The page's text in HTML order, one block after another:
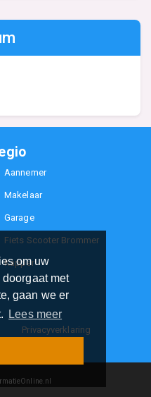
om uw
met
gaan we er
Lees meer
Aannemer
Makelaar
Garage
Fiets Scooter Brommer
Kapper
Privacyverklaring